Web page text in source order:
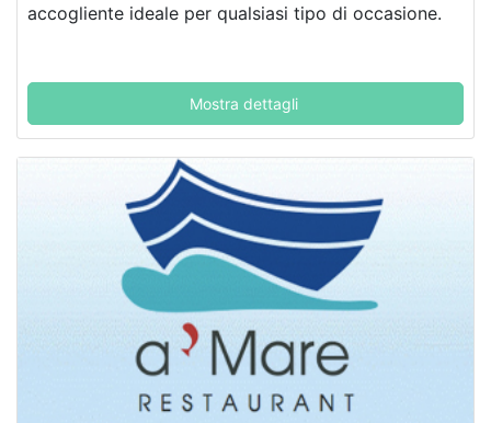
accogliente ideale per qualsiasi tipo di occasione.
Mostra dettagli